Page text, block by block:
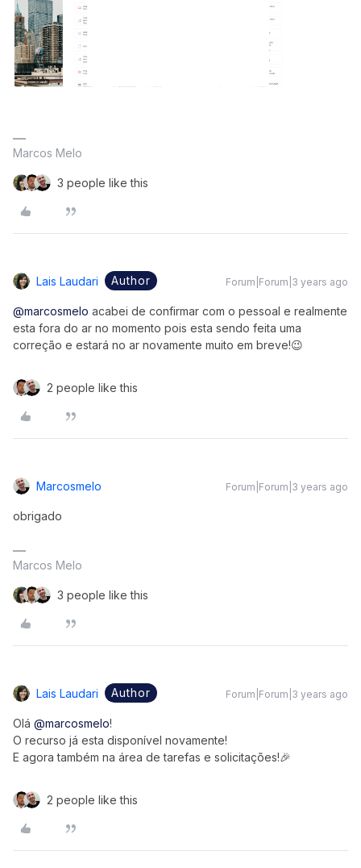
Marcos Melo
3 people like this
Lais Laudari Author Forum|Forum|3 years ago
@marcosmelo acabei de confirmar com o pessoal e realmente
esta fora do ar no momento pois esta sendo feita uma
correção e estará no ar novamente muito em breve!😉
2 people like this
Marcosmelo Forum|Forum|3 years ago
obrigado
Marcos Melo
3 people like this
Lais Laudari Author Forum|Forum|3 years ago
Olá @marcosmelo!
O recurso já esta disponível novamente!
E agora também na área de tarefas e solicitações!🎉
2 people like this